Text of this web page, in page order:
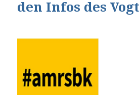
den Infos des